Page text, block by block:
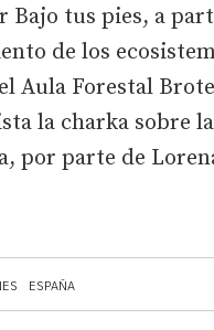
ESPAÑA
Bajo tus pies, a
de los
Forestal
la charka sobre la
por parte de